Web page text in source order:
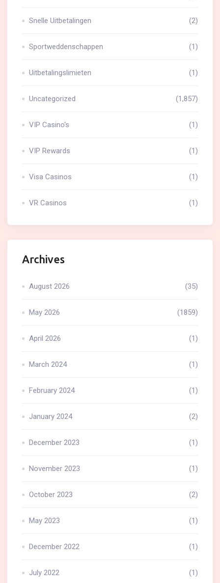
Snelle Uitbetalingen (2)
Sportweddenschappen (1)
Uitbetalingslimieten (1)
Uncategorized (1,857)
VIP Casino's (1)
VIP Rewards (1)
Visa Casinos (1)
VR Casinos (1)
Archives
August 2026 (35)
May 2026 (1859)
April 2026 (1)
March 2024 (1)
February 2024 (1)
January 2024 (2)
December 2023 (1)
November 2023 (1)
October 2023 (2)
May 2023 (1)
December 2022 (1)
July 2022 (1)